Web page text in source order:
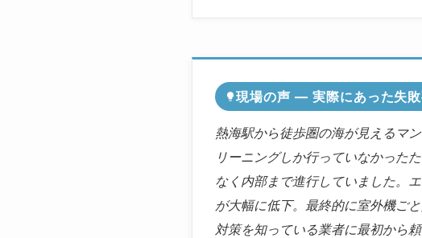
現場の声 ― 実際にあった失
熱海駅から徒歩圏の海が見えるマ
リーニングしか行っていなかった
なく内部まで進行していました。
が大幅に低下。最終的に室外機ご
対策を知っている業者に最初から